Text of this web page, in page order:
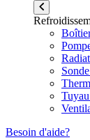
Besoin d'aide?